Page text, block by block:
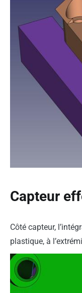
Capteur
Côté capteur,
plastique, à